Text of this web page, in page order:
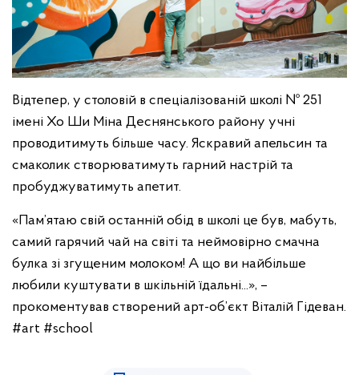
Відтепер, у столовій в спеціалізованій школі № 251
імені Хо Ши Міна Деснянського району учні
проводитимуть більше часу. Яскравий апельсин та
смаколик створюватимуть гарний настрій та
пробуджуватимуть апетит.
«Пам’ятаю свій останній обід в школі це був, мабуть,
самий гарячий чай на світі та неймовірно смачна
булка зі згущеним молоком! А що ви найбільше
любили куштувати в шкільній їдальні...», –
прокоментував створений арт-об’єкт Віталій Гідеван.
#art #school